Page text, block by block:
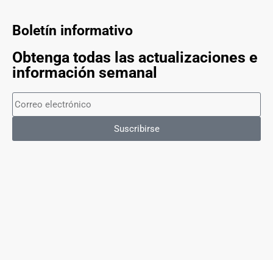
Boletín informativo
Obtenga todas las actualizaciones e
información semanal
Suscribirse